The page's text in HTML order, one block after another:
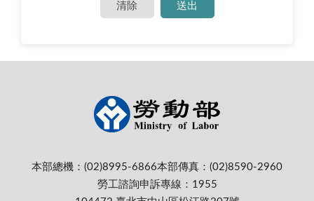
本部總機：(02)8995-6866本部傳真：(02)8590-2960
勞工諮詢申訴專線：1955